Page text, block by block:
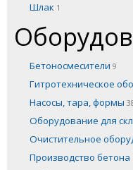
Шлак 1
Бетоносмесители 9
Гитротехническое
Насосы, тара, формы
Оборудование для
Очистительное
Производство бетона